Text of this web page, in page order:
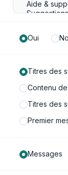
Oui
Titres des
Contenu
Titres des
Premier
Messages